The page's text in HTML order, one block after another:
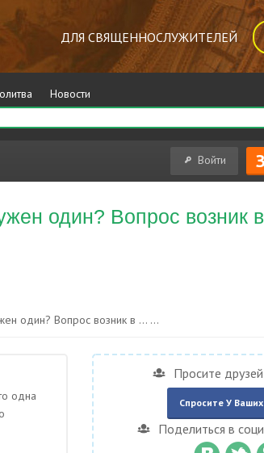
ДЛЯ СВЯЩЕННОСЛУЖИТЕЛЕЙ
Новости
Войти
один? Вопрос возник
один? Вопрос возник в ... ...
одна
Просите
Спросите У
Поделиться в